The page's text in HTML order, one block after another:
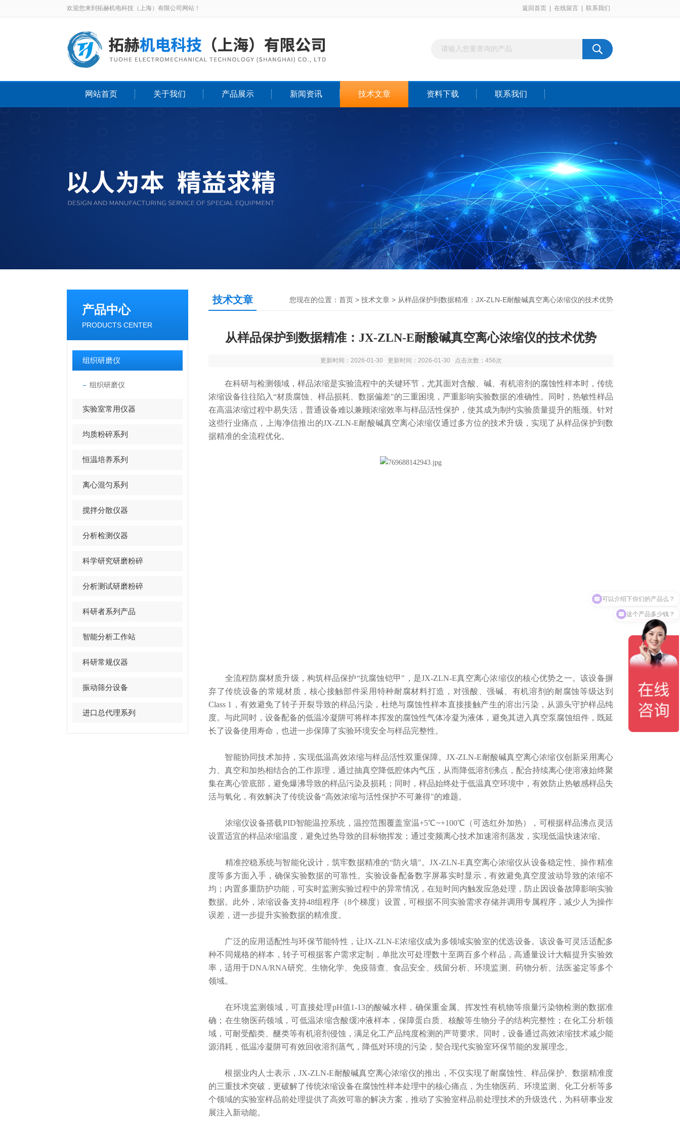
欢迎您来到拓赫机电科技（上海）有限公司网站！ 返回首页 在线留言 联系我们
网站首页 关于我们 产品展示 新闻资讯 技术文章 资料下载 联系我们
产品中心
PRODUCTS CENTER
组织研磨仪
组织研磨仪
实验室常用仪器
均质粉碎系列
恒温培养系列
离心混匀系列
搅拌分散仪器
分析检测仪器
科学研究研磨粉碎
分析测试研磨粉碎
科研者系列产品
智能分析工作站
科研常规仪器
振动筛分设备
进口总代理系列
技术文章 您现在的位置： 首页 > 技术文章 > 从样品保护到数据精准：JX-ZLN-E耐酸碱真空离心浓缩仪的技术优势
从样品保护到数据精准：JX-ZLN-E耐酸碱真空离心浓缩仪的技术优势
更新时间：2026-01-30 更新时间：2026-01-30 点击次数：456次
在科研与检测领域，样品浓缩是实验流程中的关键环节，尤其面对含酸、碱、有机溶剂的腐蚀性样本时，传统
浓缩设备往往陷入“材质腐蚀、样品损耗、数据偏差"的三重困境，严重影响实验数据的准确性。同时，热敏性样品
在高温浓缩过程中易失活，普通设备难以兼顾浓缩效率与样品活性保护，使其成为制约实验质量提升的瓶颈。针对
这些行业痛点，上海净信推出的JX-ZLN-E耐酸碱真空离心浓缩仪通过多方位的技术升级，实现了从样品保护到数
据精准的全流程优化。
全流程防腐材质升级，构筑样品保护“抗腐蚀铠甲"，是JX-ZLN-E真空离心浓缩仪的核心优势之一。该设备摒
弃了传统设备的常规材质，核心接触部件采用特种耐腐材料打造，对强酸、强碱、有机溶剂的耐腐蚀等级达到
Class 1，有效避免了转子开裂导致的样品污染，杜绝与腐蚀性样本直接接触产生的溶出污染，从源头守护样品纯
度。与此同时，设备配备的低温冷凝阱可将样本挥发的腐蚀性气体冷凝为液体，避免其进入真空泵腐蚀组件，既延
长了设备使用寿命，也进一步保障了实验环境安全与样品完整性。
智能协同技术加持，实现低温高效浓缩与样品活性双重保障。JX-ZLN-E耐酸碱真空离心浓缩仪创新采用离心
力、真空和加热相结合的工作原理，通过抽真空降低腔体内气压，从而降低溶剂沸点，配合持续离心使溶液始终聚
集在离心管底部，避免爆沸导致的样品污染及损耗；同时，样品始终处于低温真空环境中，有效防止热敏感样品失
活与氧化，有效解决了传统设备“高效浓缩与活性保护不可兼得"的难题。
浓缩仪设备搭载PID智能温控系统，温控范围覆盖室温+5℃~+100℃（可选红外加热），可根据样品沸点灵活
设置适宜的样品浓缩温度，避免过热导致的目标物挥发；通过变频离心技术加速溶剂蒸发，实现低温快速浓缩。
精准控稳系统与智能化设计，筑牢数据精准的“防火墙"。JX-ZLN-E真空离心浓缩仪从设备稳定性、操作精准
度等多方面入手，确保实验数据的可靠性。实验设备配备数字屏幕实时显示，有效避免真空度波动导致的浓缩不
均；内置多重防护功能，可实时监测实验过程中的异常情况，在短时间内触发应急处理，防止因设备故障影响实验
数据。此外，浓缩设备支持48组程序（8个梯度）设置，可根据不同实验需求存储并调用专属程序，减少人为操作
误差，进一步提升实验数据的精准度。
广泛的应用适配性与环保节能特性，让JX-ZLN-E浓缩仪成为多领域实验室的优选设备。该设备可灵活适配多
种不同规格的样本，转子可根据客户需求定制，单批次可处理数十至两百多个样品，高通量设计大幅提升实验效
率，适用于DNA/RNA研究、生物化学、免疫筛查、食品安全、残留分析、环境监测、药物分析、法医鉴定等多个
领域。
在环境监测领域，可直接处理pH值1-13的酸碱水样，确保重金属、挥发性有机物等痕量污染物检测的数据准
确；在生物医药领域，可低温浓缩含酸缓冲液样本，保障蛋白质、核酸等生物分子的结构完整性；在化工分析领
域，可耐受酯类、醚类等有机溶剂侵蚀，满足化工产品纯度检测的严苛要求。同时，设备通过高效浓缩技术减少能
源消耗，低温冷凝阱可有效回收溶剂蒸气，降低对环境的污染，契合现代实验室环保节能的发展理念。
根据业内人士表示，JX-ZLN-E耐酸碱真空离心浓缩仪的推出，不仅实现了耐腐蚀性、样品保护、数据精准度
的三重技术突破，更破解了传统浓缩设备在腐蚀性样本处理中的核心痛点， 为生物医药、环境监测、化工分析等多
个领域的实验室样品前处理提供了高效可靠的解决方案， 推动了实验室样品前处理技术的升级迭代， 为科研事业发
展注入新动能。